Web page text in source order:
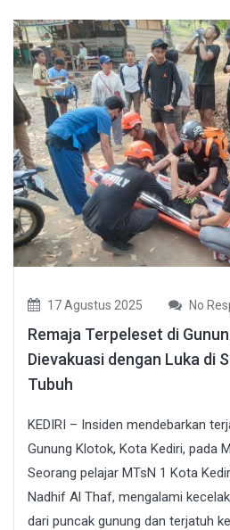
17 Agustus 2025 No
Remaja Terpeleset di
Dievakuasi dengan Luka di
Tubuh
KEDIRI – Insiden mendebarkan
Gunung Klotok, Kota Kediri, pada
Seorang pelajar MTsN 1 Kota
Nadhif Al Thaf, mengalami
dari puncak gunung dan terjatuh